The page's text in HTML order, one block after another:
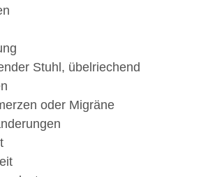
Stuhl, übelriechend
oder Migräne